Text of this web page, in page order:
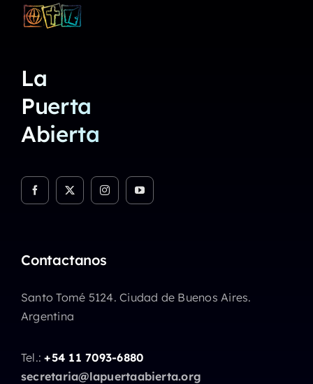
La
Puerta
Abierta
Contactanos
Santo Tomé 5124. Ciudad de Buenos Aires.
Argentina
Tel.:+54 11 7093-6880
secretaria@lapuertaabierta.org